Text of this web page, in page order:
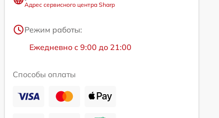
Адрес сервисного центра Sharp
Режим работы:
Ежедневно с 9:00 до 21:00
Способы оплаты